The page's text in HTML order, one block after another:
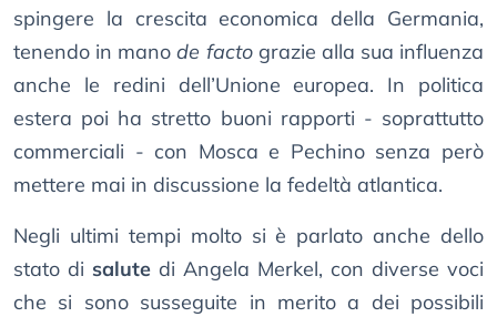
spingere la crescita economica della Germania,
tenendo in manode factograzie alla sua influenza
anche le redini dell’Unione europea. In politica
estera poi ha stretto buoni rapporti - soprattutto
commerciali - con Mosca e Pechino senza però
mettere mai in discussione la fedeltà atlantica.
Negli ultimi tempi molto si è parlato anche dello
stato di salute di Angela Merkel, con diverse voci
che si sono susseguite in merito a dei possibili